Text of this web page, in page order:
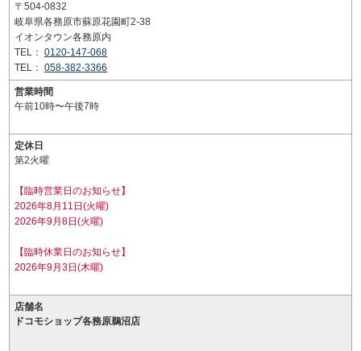
〒504-0832
岐阜県各務原市蘇原花園町2-38
イオンタウン各務原内
TEL： 0120-147-068
TEL： 058-382-3366
営業時間
午前10時〜午後7時
定休日
第2火曜
【臨時営業日のお知らせ】
2026年8月11日(火曜)
2026年9月8日(火曜)
【臨時休業日のお知らせ】
2026年9月3日(木曜)
店舗名
ドコモショップ各務原鵜沼店